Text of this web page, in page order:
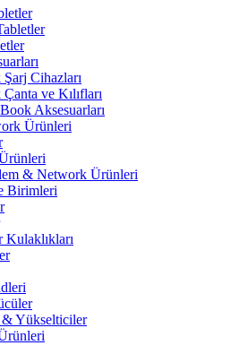
Cihazları
ve Kılıfları
Aksesuarları
Ürünleri
& Network Ürünleri
Birimleri
& Yükselticiler